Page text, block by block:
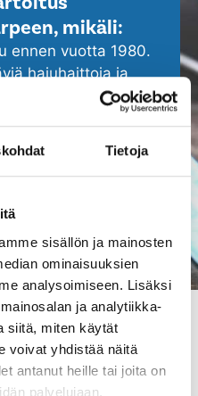
Tietoja
sisällön ja mainosten
ominaisuuksien
analysoimiseen. Lisäksi
ja analytiikka-
siitä, miten käytät
voivat yhdistää näitä
antanut heille tai joita on
palvelujaan.
mikäli:
ennen vuotta 1980.
hajuhaittoja ja
kotisi
Jämijärvellä